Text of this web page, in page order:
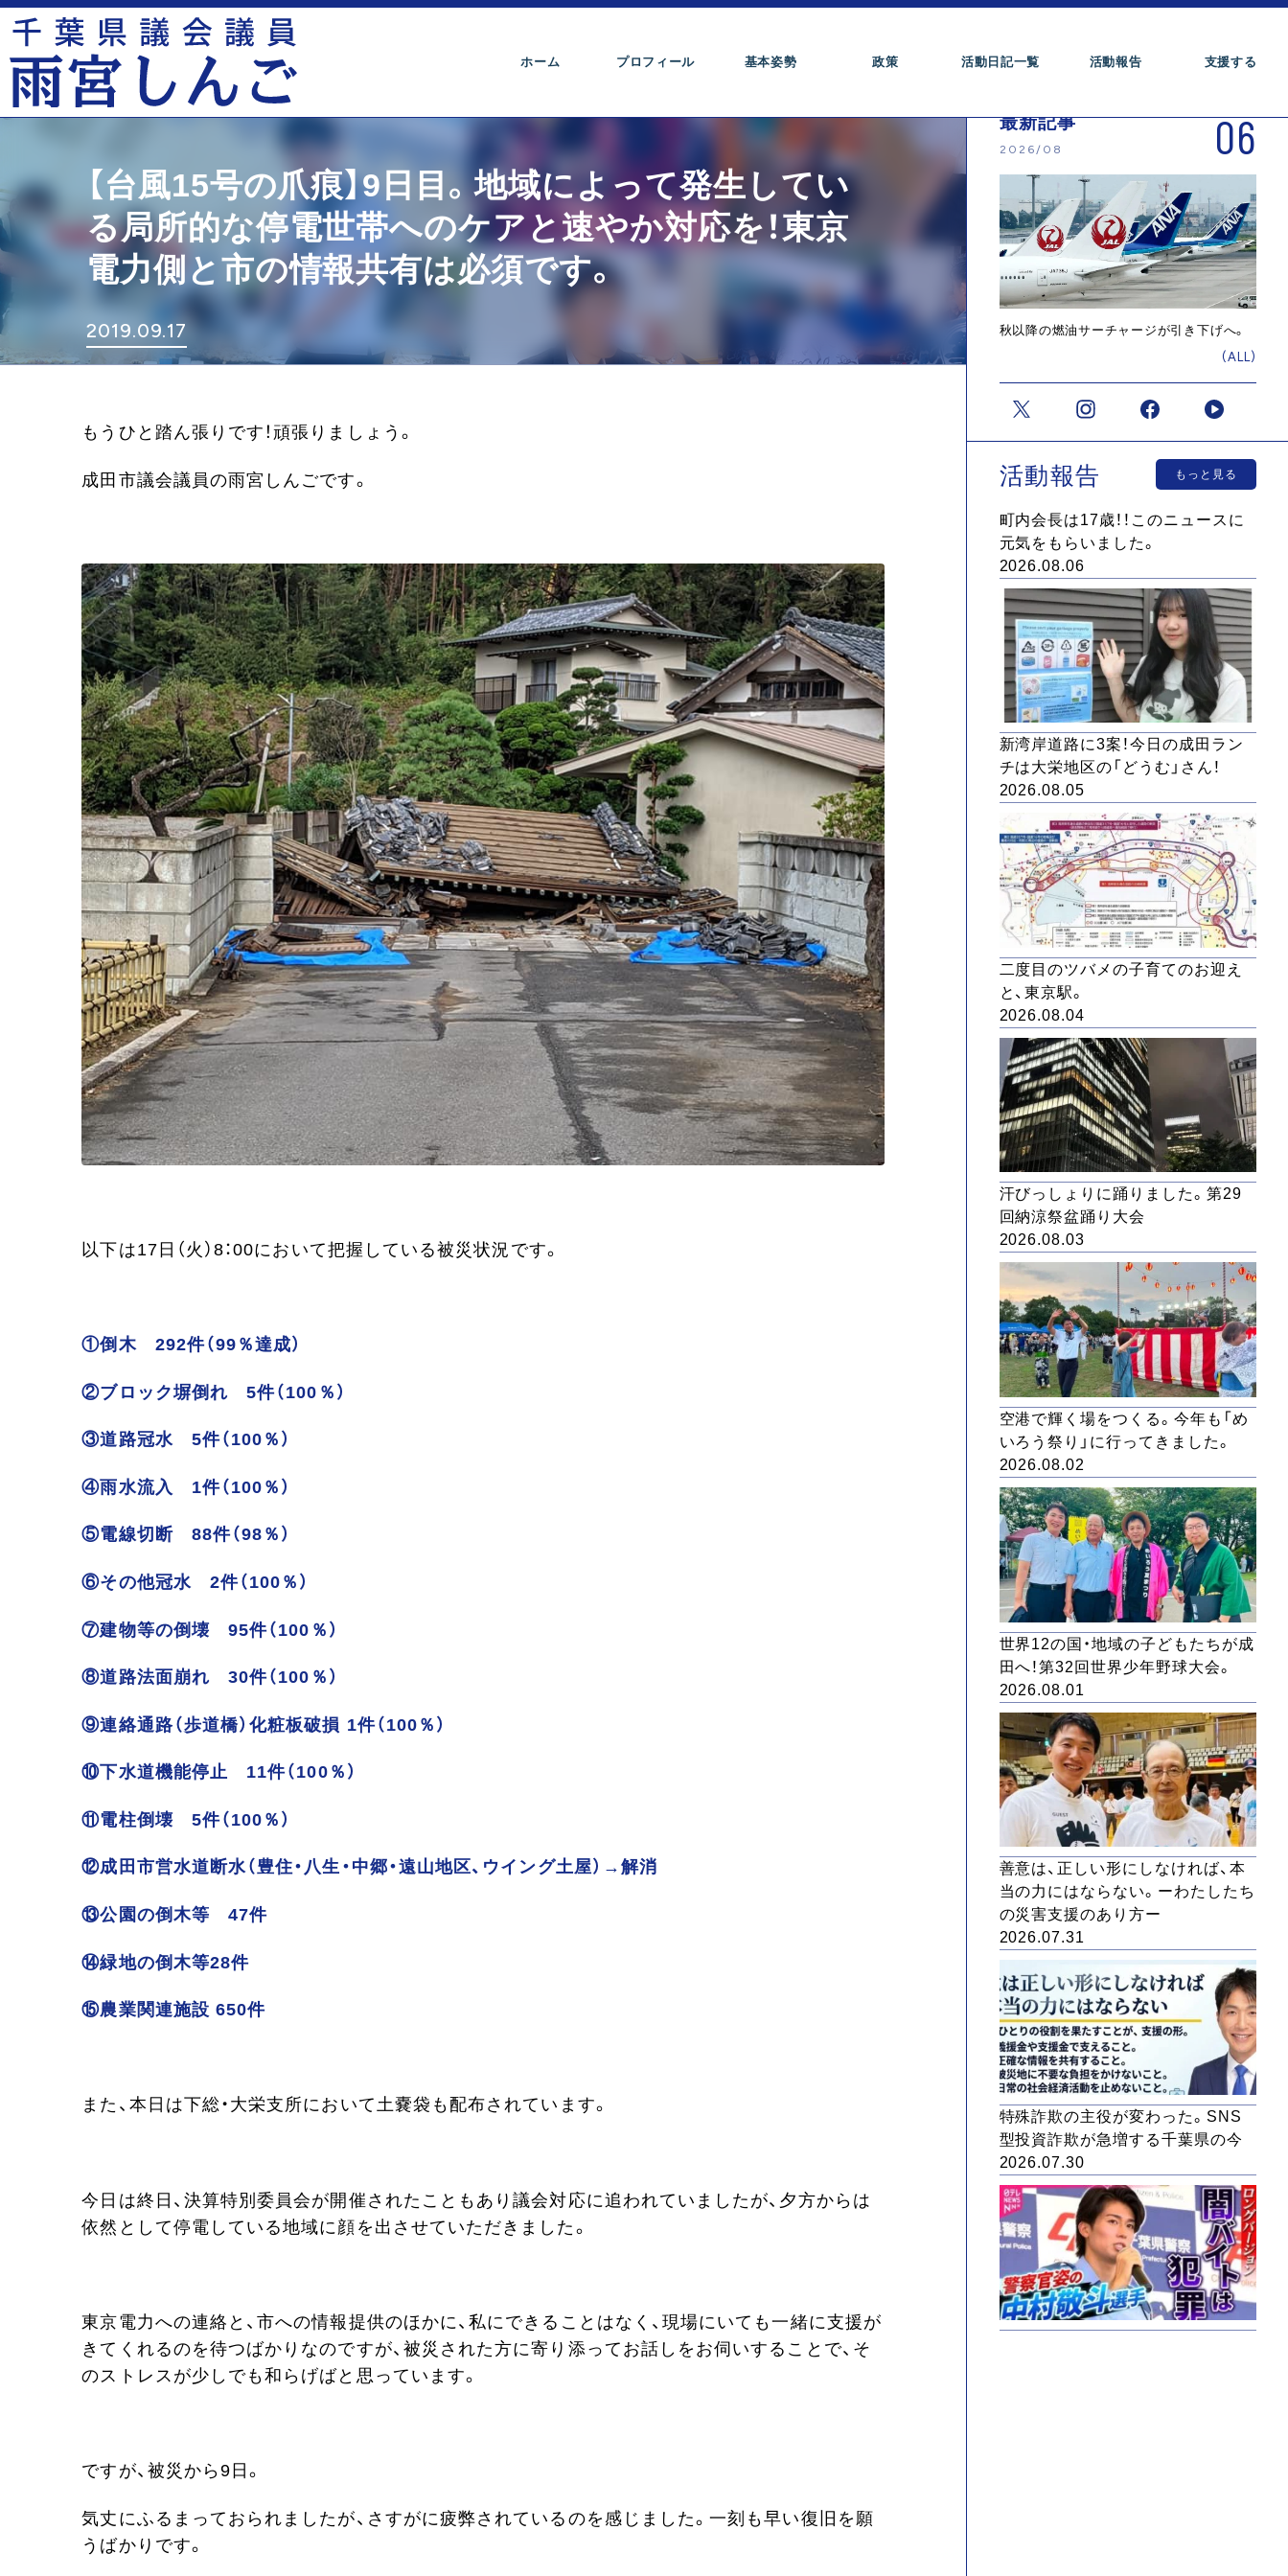
ホーム プロフィール 基本姿勢 政策 活動日記一覧 活動報告 支援する
【台風15号の爪痕】9日目。地域によって発生してい
る局所的な停電世帯へのケアと速やか対応を！東京
電力側と市の情報共有は必須です。
2019.09.17
もうひと踏ん張りです！頑張りましょう。
成田市議会議員の雨宮しんごです。
以下は17日（火）8：00において把握している被災状況です。
①倒木 292件（99％達成）
②ブロック塀倒れ 5件（100％）
③道路冠水 5件（100％）
④雨水流入 1件（100％）
⑤電線切断 88件（98％）
⑥その他冠水 2件（100％）
⑦建物等の倒壊 95件（100％）
⑧道路法面崩れ 30件（100％）
⑨連絡通路（歩道橋）化粧板破損 1件（100％）
⑩下水道機能停止 11件（100％）
⑪電柱倒壊 5件（100％）
⑫成田市営水道断水（豊住・八生・中郷・遠山地区、ウイング土屋）→解消
⑬公園の倒木等 47件
⑭緑地の倒木等28件
⑮農業関連施設 650件
また、本日は下総・大栄支所において土嚢袋も配布されています。
今日は終日、決算特別委員会が開催されたこともあり議会対応に追われていましたが、夕方からは
依然として停電している地域に顔を出させていただきました。
東京電力への連絡と、市への情報提供のほかに、私にできることはなく、現場にいても一緒に支援が
きてくれるのを待つばかりなのですが、被災された方に寄り添ってお話しをお伺いすることで、そ
のストレスが少しでも和らげばと思っています。
ですが、被災から9日。
気丈にふるまっておられましたが、さすがに疲弊されているのを感じました。一刻も早い復旧を願
うばかりです。
最新記事
2026/08 06
秋以降の燃油サーチャージが引き下げへ。
(ALL)
活動報告 もっと見る
町内会長は17歳！！このニュースに
元気をもらいました。
2026.08.06
新湾岸道路に3案！今日の成田ラン
チは大栄地区の「どうむ」さん！
2026.08.05
二度目のツバメの子育てのお迎え
と、東京駅。
2026.08.04
汗びっしょりに踊りました。第29
回納涼祭盆踊り大会
2026.08.03
空港で輝く場をつくる。今年も「め
いろう祭り」に行ってきました。
2026.08.02
世界12の国・地域の子どもたちが成
田へ！第32回世界少年野球大会。
2026.08.01
善意は、正しい形にしなければ、本
当の力にはならない。ーわたしたち
の災害支援のあり方ー
2026.07.31
特殊詐欺の主役が変わった。SNS
型投資詐欺が急増する千葉県の今
2026.07.30